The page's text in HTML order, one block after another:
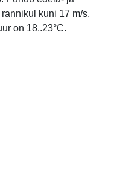
kuni 17 m/s,
on 18..23°C.